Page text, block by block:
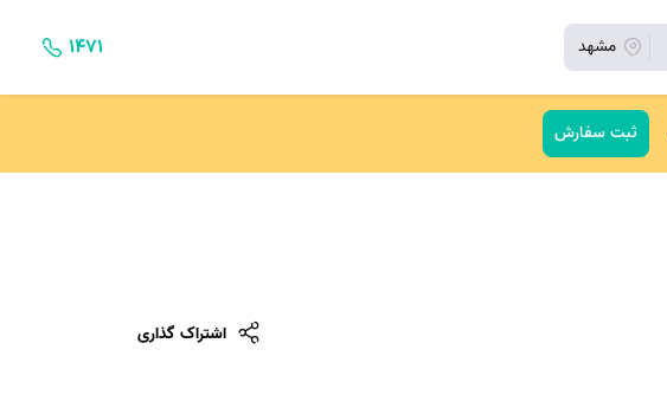
مشهد ۱۴۷۱
ثبت سفارش
اشتراک گذاری